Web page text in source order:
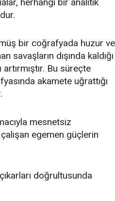
bir coğrafyada huzur ve
savaşların dışında kaldığı
Bu süreçte
akamete uğrattığı
mesnetsiz
egemen güçlerin
doğrultusunda